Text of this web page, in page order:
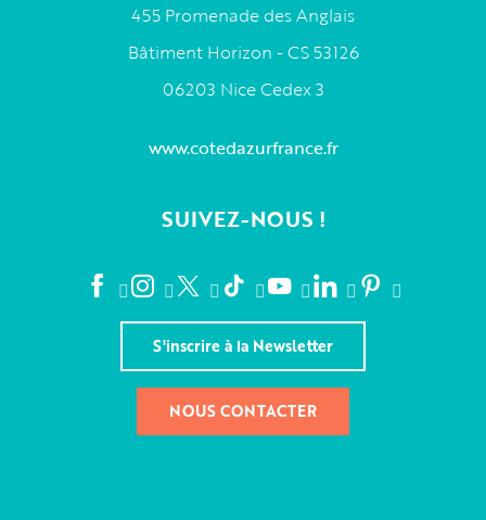
455 Promenade des Anglais
Bâtiment Horizon - CS 53126
06203 Nice Cedex 3
www.cotedazurfrance.fr
SUIVEZ-NOUS !
S'inscrire à la Newsletter
NOUS CONTACTER